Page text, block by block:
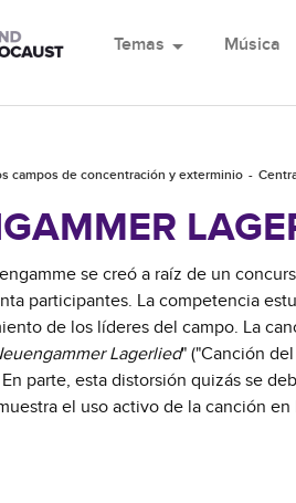
Temas arrow_drop_down Música
campos de concentración y exterminio
se creó a raíz de un
participantes. La competencia
de los líderes del campo. La
Lagerlied" ("Canción
parte, esta distorsión quizás se
el uso activo de la canción